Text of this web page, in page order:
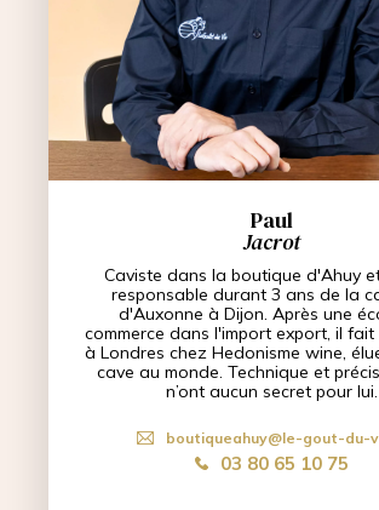
Paul
Jacrot
Caviste dans la boutique d'Ahuy
responsable durant 3 ans de la
d'Auxonne à Dijon. Après une
commerce dans l'import export, il fait
à Londres chez Hedonisme wine,
cave au monde. Technique et
n’ont aucun secret pour lui.
boutiqueahuy@le-gout-du-
03 80 65 10 75